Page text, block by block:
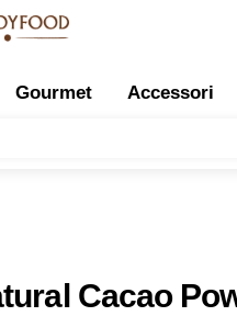
Gourmet Accessori
Cacao